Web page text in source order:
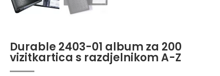
Durable 2403-01 album za 200
vizitkartica s razdjelnikom A-Z